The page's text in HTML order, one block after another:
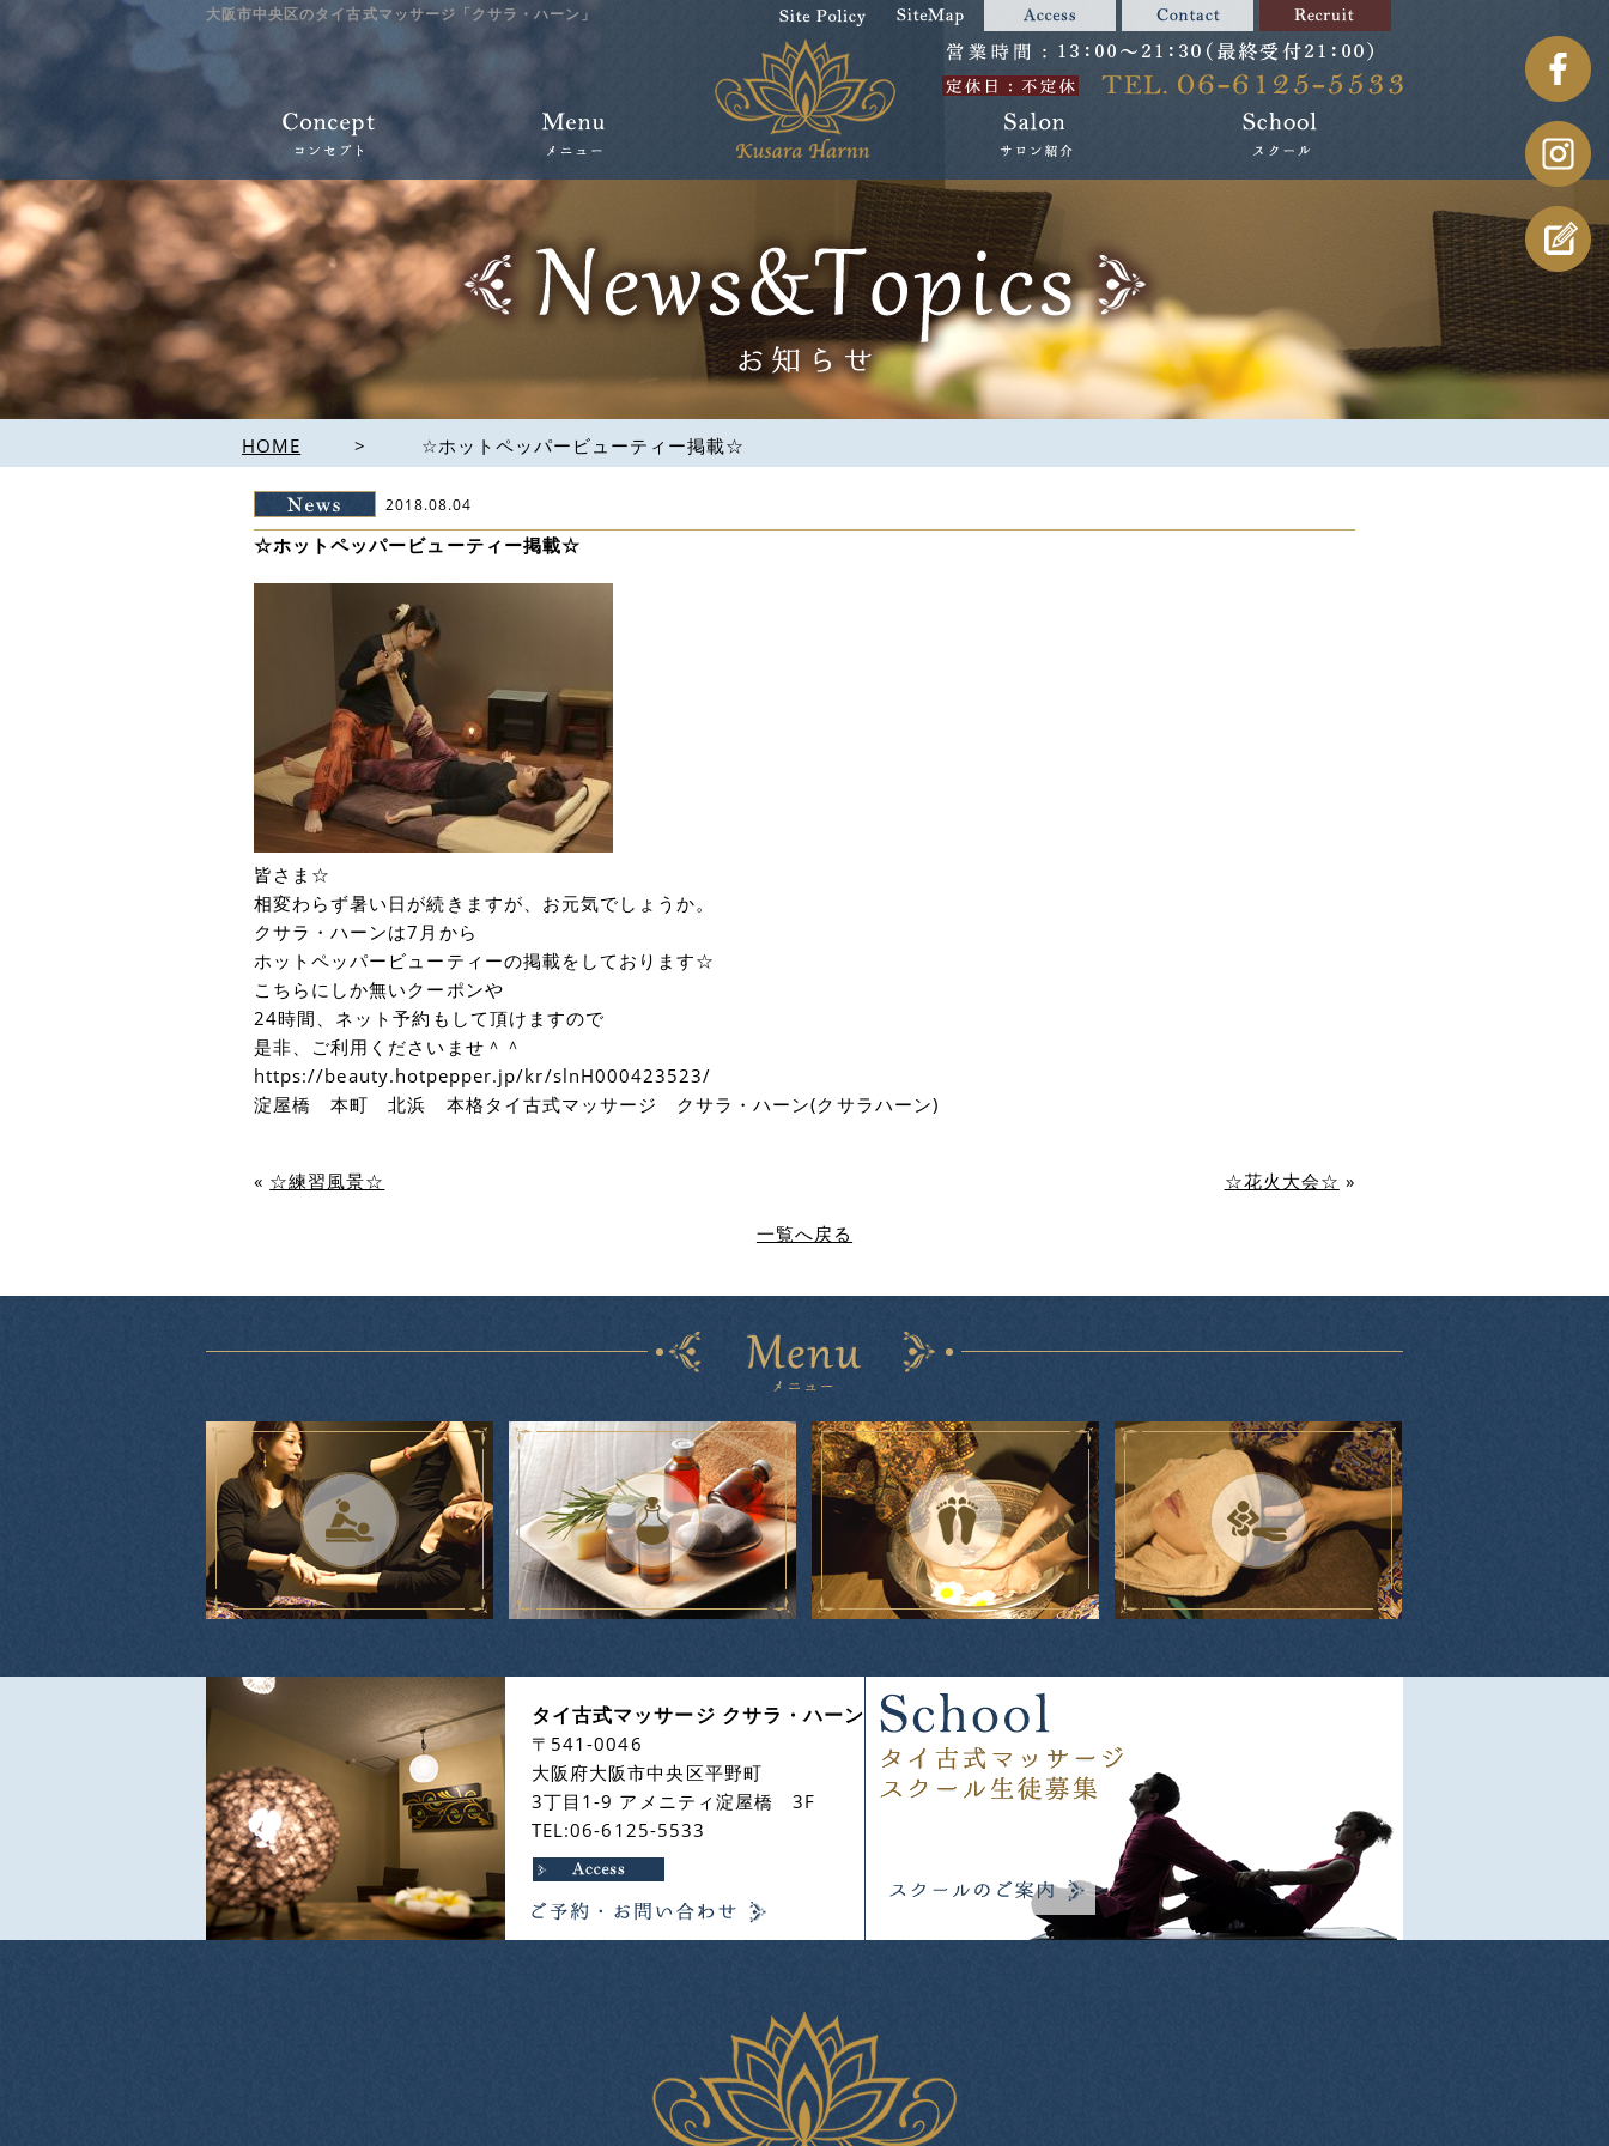
大阪市中央区のタイ古式マッサージ「クサラ・ハーン」
HOME > ☆ホットペッパービューティー掲載☆
2018.08.04
☆ホットペッパービューティー掲載☆
皆さま☆
相変わらず暑い日が続きますが、お元気でしょうか。
クサラ・ハーンは7月から
ホットペッパービューティーの掲載をしております☆
こちらにしか無いクーポンや
24時間、ネット予約もして頂けますので
是非、ご利用くださいませ＾＾
https://beauty.hotpepper.jp/kr/slnH000423523/
淀屋橋 本町 北浜 本格タイ古式マッサージ クサラ・ハーン(クサラハーン)
« ☆練習風景☆ ☆花火大会☆ »
一覧へ戻る
タイ古式マッサージ クサラ・ハーン
〒541-0046
大阪府大阪市中央区平野町
3丁目1-9 アメニティ淀屋橋 3F
TEL:06-6125-5533